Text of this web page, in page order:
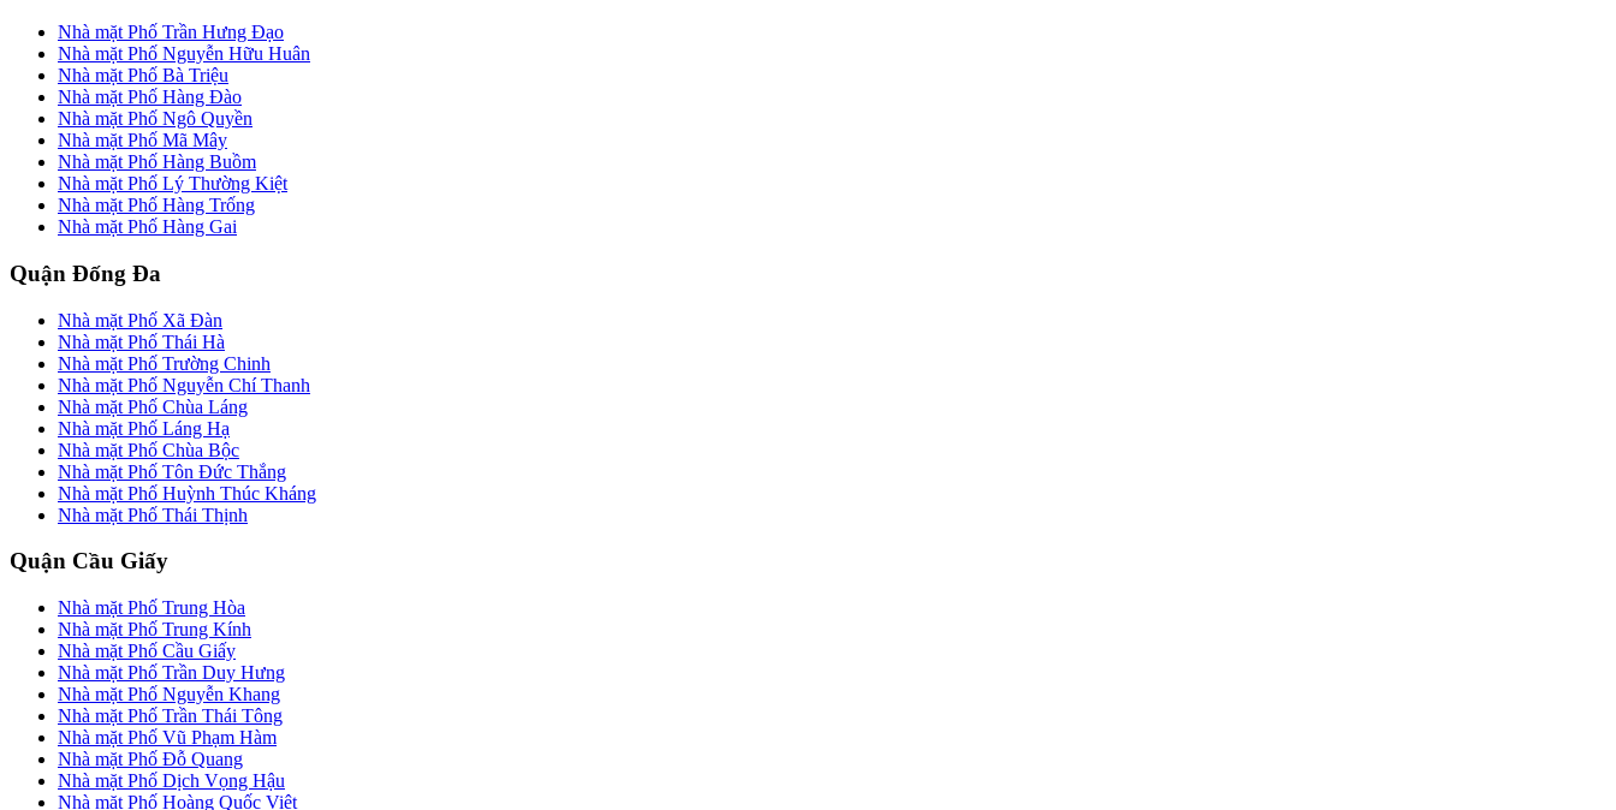
Nhà mặt Phố Trần Hưng Đạo
Nhà mặt Phố Nguyễn Hữu Huân
Nhà mặt Phố Bà Triệu
Nhà mặt Phố Hàng Đào
Nhà mặt Phố Ngô Quyền
Nhà mặt Phố Mã Mây
Nhà mặt Phố Hàng Buồm
Nhà mặt Phố Lý Thường Kiệt
Nhà mặt Phố Hàng Trống
Nhà mặt Phố Hàng Gai
Quận Đống Đa
Nhà mặt Phố Xã Đàn
Nhà mặt Phố Thái Hà
Nhà mặt Phố Trường Chinh
Nhà mặt Phố Nguyễn Chí Thanh
Nhà mặt Phố Chùa Láng
Nhà mặt Phố Láng Hạ
Nhà mặt Phố Chùa Bộc
Nhà mặt Phố Tôn Đức Thắng
Nhà mặt Phố Huỳnh Thúc Kháng
Nhà mặt Phố Thái Thịnh
Quận Cầu Giấy
Nhà mặt Phố Trung Hòa
Nhà mặt Phố Trung Kính
Nhà mặt Phố Cầu Giấy
Nhà mặt Phố Trần Duy Hưng
Nhà mặt Phố Nguyễn Khang
Nhà mặt Phố Trần Thái Tông
Nhà mặt Phố Vũ Phạm Hàm
Nhà mặt Phố Đỗ Quang
Nhà mặt Phố Dịch Vọng Hậu
Nhà mặt Phố Hoàng Quốc Việt